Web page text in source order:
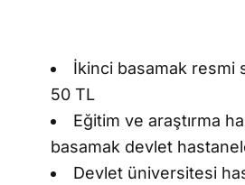
İkinci basamak resmi
50 TL
Eğitim ve araştırma
basamak devlet
Devlet üniversitesi